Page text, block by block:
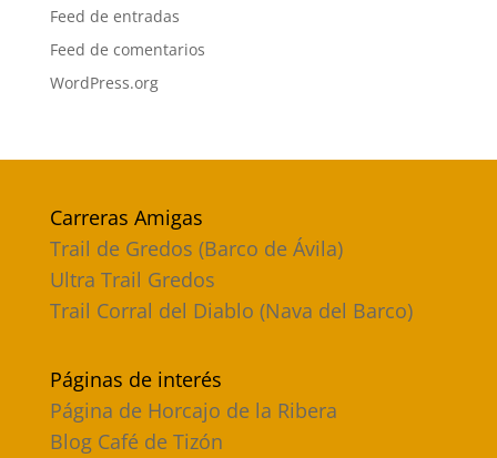
Feed de entradas
Feed de comentarios
WordPress.org
Carreras Amigas
Trail de Gredos (Barco de Ávila)
Ultra Trail Gredos
Trail Corral del Diablo (Nava del Barco)
Páginas de interés
Página de Horcajo de la Ribera
Blog Café de Tizón